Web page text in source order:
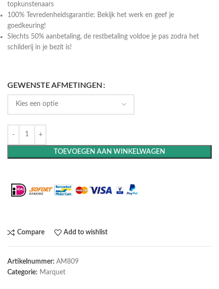
topkunstenaars
100% Tevredenheidsgarantie: Bekijk het werk en geef je
goedkeuring!
Slechts 50% aanbetaling, de restbetaling voldoe je pas zodra het
schilderij in je bezit is!
GEWENSTE AFMETINGEN
TOEVOEGEN AAN WINKELWAGEN
Compare Add to wishlist
Artikelnummer: AM809
Categorie: Marquet